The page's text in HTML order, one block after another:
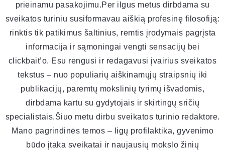
prieinamu pasakojimu.Per ilgus metus dirbdama su
sveikatos turiniu susiformavau aiškią profesinę filosofiją:
rinktis tik patikimus šaltinius, remtis įrodymais pagrįsta
informacija ir sąmoningai vengti sensacijų bei
clickbait’o. Esu rengusi ir redagavusi įvairius sveikatos
tekstus – nuo populiarių aiškinamųjų straipsnių iki
publikacijų, paremtų mokslinių tyrimų išvadomis,
dirbdama kartu su gydytojais ir skirtingų sričių
specialistais.Šiuo metu dirbu sveikatos turinio redaktore.
Mano pagrindinės temos – ligų profilaktika, gyvenimo
būdo įtaka sveikatai ir naujausių mokslo žinių